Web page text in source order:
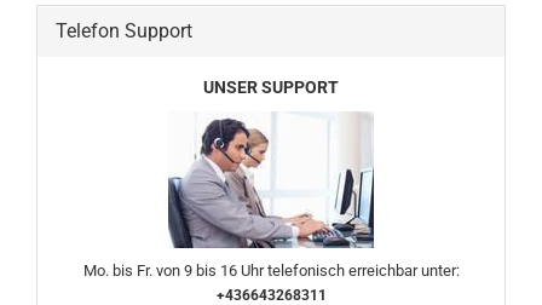
Telefon Support
UNSER SUPPORT
Mo. bis Fr. von 9 bis 16 Uhr telefonisch erreichbar unter:
+436643268311